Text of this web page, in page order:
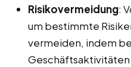
Risikovermeidung:
um bestimmte
vermeiden, indem